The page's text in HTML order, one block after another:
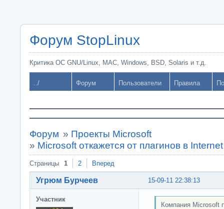
Форум StopLinux
Критика ОС GNU/Linux, MAC, Windows, BSD, Solaris и т.д.
../ Форум Пользователи Правила
Форум » Проекты Microsoft
» Microsoft откажется от плагинов в
Страницы 1 2 Вперед
15-09-11 22:38:13
Угрюм Бурчеев
Участник
Компания Microsoft